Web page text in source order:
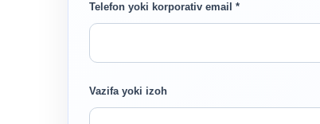
Telefon yoki korporativ email *
Vazifa yoki izoh